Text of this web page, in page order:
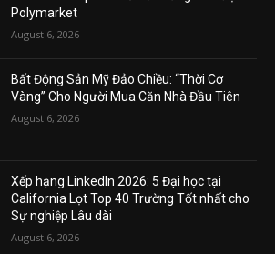
Polymarket
August 6, 2026
Bất Động Sản Mỹ Đảo Chiều: “Thời Cơ
Vàng” Cho Người Mua Căn Nhà Đầu Tiên
August 6, 2026
Xếp hạng LinkedIn 2026: 5 Đại học tại
California Lọt Top 40 Trường Tốt nhất cho
Sự nghiệp Lâu dài
August 6, 2026